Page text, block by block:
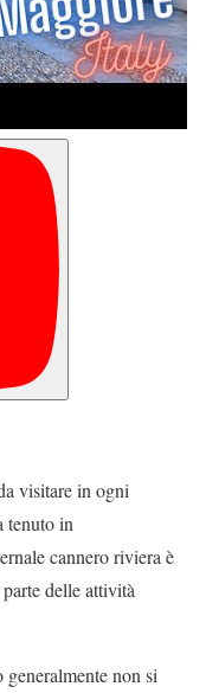
visitare in ogni
tenuto in
cannero riviera è
delle attività
non si